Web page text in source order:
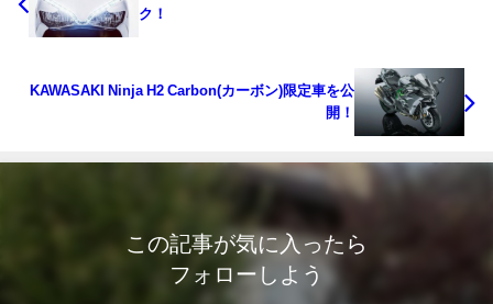
ク！
KAWASAKI Ninja H2 Carbon(カーボン)限定車を公
開！
この記事が気に入ったら
フォローしよう